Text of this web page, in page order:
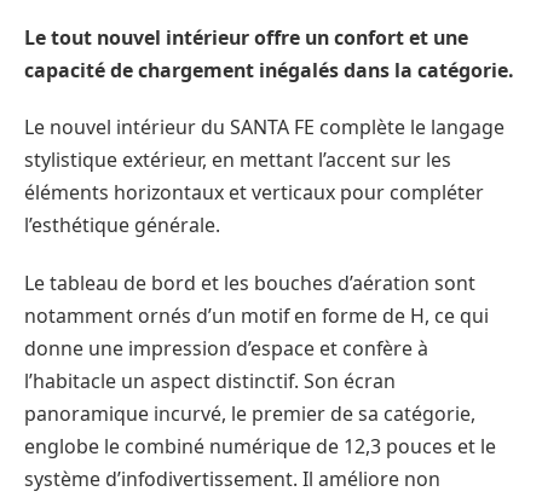
Le tout nouvel intérieur offre un confort et une
capacité de chargement inégalés dans la catégorie.
Le nouvel intérieur du SANTA FE complète le langage
stylistique extérieur, en mettant l’accent sur les
éléments horizontaux et verticaux pour compléter
l’esthétique générale.
Le tableau de bord et les bouches d’aération sont
notamment ornés d’un motif en forme de H, ce qui
donne une impression d’espace et confère à
l’habitacle un aspect distinctif. Son écran
panoramique incurvé, le premier de sa catégorie,
englobe le combiné numérique de 12,3 pouces et le
système d’infodivertissement. Il améliore non